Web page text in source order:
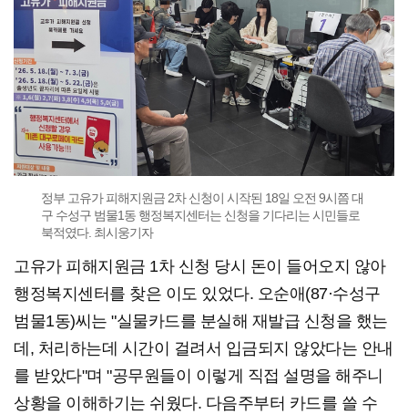
정부 고유가 피해지원금 2차 신청이 시작된 18일 오전 9시쯤 대
구 수성구 범물1동 행정복지센터는 신청을 기다리는 시민들로
북적였다. 최시웅기자
고유가 피해지원금 1차 신청 당시 돈이 들어오지 않아
행정복지센터를 찾은 이도 있었다. 오순애(87·수성구
범물1동)씨는 "실물카드를 분실해 재발급 신청을 했는
데, 처리하는데 시간이 걸려서 입금되지 않았다는 안내
를 받았다"며 "공무원들이 이렇게 직접 설명을 해주니
상황을 이해하기는 쉬웠다. 다음주부터 카드를 쓸 수